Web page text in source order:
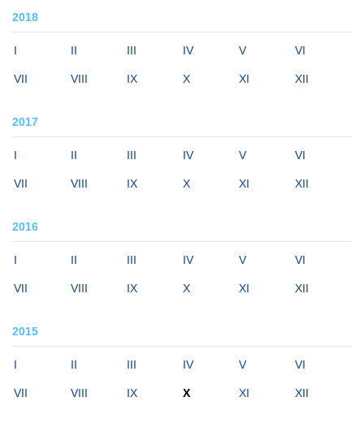
2018
I II III IV V VI
VII VIII IX X XI XII
2017
I II III IV V VI
VII VIII IX X XI XII
2016
I II III IV V VI
VII VIII IX X XI XII
2015
I II III IV V VI
VII VIII IX X XI XII